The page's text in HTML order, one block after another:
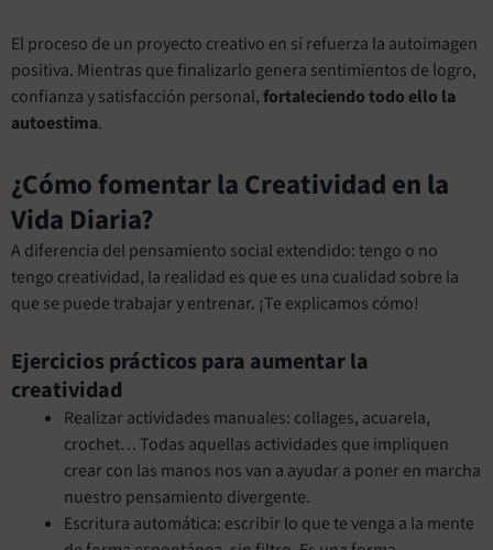
El proceso de un proyecto creativo en sí refuerza la autoimagen
positiva. Mientras que finalizarlo genera sentimientos de logro,
confianza y satisfacción personal,fortaleciendo todo ello la
autoestima.
¿Cómo fomentar la Creatividad en la
Vida Diaria?
A diferencia del pensamiento social extendido: tengo o no
tengo creatividad, la realidad es que es una cualidad sobre la
que se puede trabajar y entrenar. ¡Te explicamos cómo!
Ejercicios prácticos para aumentar la
creatividad
Realizar actividades manuales: collages, acuarela,
crochet… Todas aquellas actividades que impliquen
crear con las manos nos van a ayudar a poner en marcha
nuestro pensamiento divergente.
Escritura automática: escribir lo que te venga a la mente